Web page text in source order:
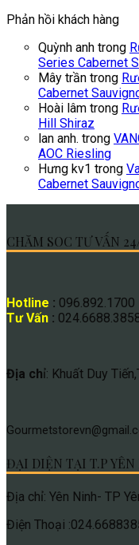
Phản hồi khách hàng
Quỳnh anh trong
Series Cabernet
Mây trần trong
Cabernet
Hoài lâm trong
Hill Shiraz
lan anh. trong
AOC Riesling
Hưng kv1 trong
Cabernet
CHĂM SOC TƯ VẤN
Hotline : 096.892.1700
Tư Vấn :
Địa chỉ: Khuất Duy
ĐẠI DIỆN TẠI T.P YÊN
Địa chỉ: Yên Ninh- TP
Điện Thoại